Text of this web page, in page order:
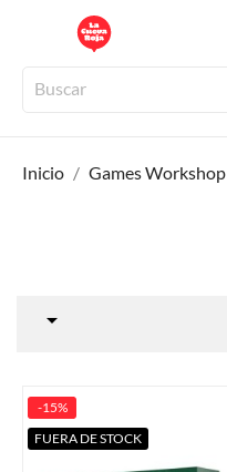
Inicio Games Workshop

-15%
FUERA DE STOCK